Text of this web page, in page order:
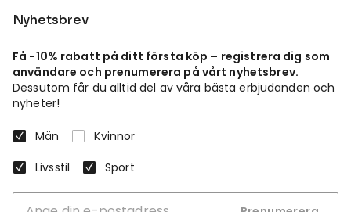
Nyhetsbrev
Få -10% rabatt på ditt första köp – registrera dig som
användare och prenumerera på vårt nyhetsbrev.
Dessutom får du alltid del av våra bästa erbjudanden och
nyheter!
Män
Kvinnor
Livsstil
Sport